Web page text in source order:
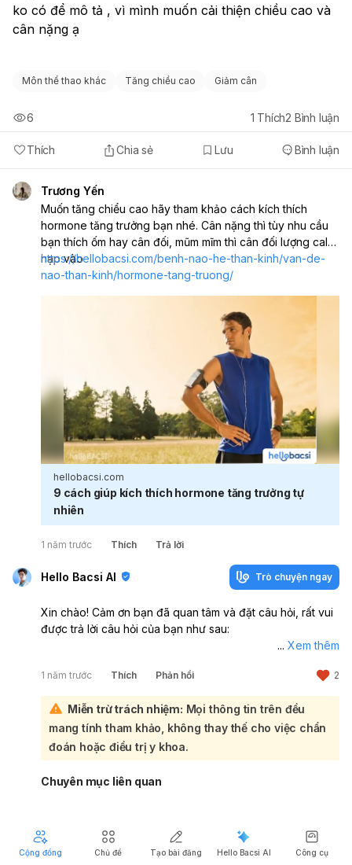
ko có để mô tả , vì mình muốn cải thiện chiều cao và
cân nặng ạ
Môn thể thao khác Tăng chiều cao Giảm cân
Thích Chia sẻ Lưu Bình luận
6 1 Thích2 Bình luận
Trương Yến
Muốn tăng chiểu cao hãy tham khảo cách kích thích
hormone tăng trưởng bạn nhé. Cân nặng thì tùy nhu cầu
bạn thích ốm hay cân đối, mũm mĩm thì cân đối lượng calo
nạp vào
https://hellobacsi.com/benh-nao-he-than-kinh/van-de-
nao-than-kinh/hormone-tang-truong/
hellobacsi.com
9 cách giúp kích thích hormone tăng trưởng tự
nhiên
1 năm trước Thích Trả lời
Hello Bacsi AI Trò chuyện ngay
Xin chào! Cảm ơn bạn đã quan tâm và đặt câu hỏi, rất vui
được trả lời câu hỏi của bạn như sau:
thêm thông tin được không? Bạn có thể cho biết chiều
cao và cân nặng hiện tại của mình, cũng như mục tiêu cụ
thể mà bạn muốn đạt được không? Cảm ơn bạn! Nếu bạn
còn thắc mắc gì nữa, hãy cho tôi biết nhé!
... Xem thêm
1 năm trước Thích Phản hồi 2
Miễn trừ trách nhiệm: Mọi thông tin trên đều
mang tính tham khảo, không thay thế cho việc chẩn
đoán hoặc điều trị y khoa.
Chuyên mục liên quan
Người dùng ẩn danh
Cộng đồng Chủ đề Tạo bài đăng Hello Bacsi AI Công cụ